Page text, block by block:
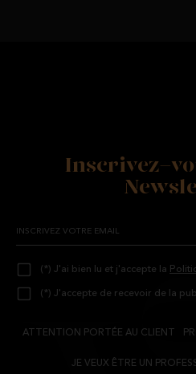
Inscrivez-
(*) J'ai bien lu et j'accepte la
(*) J'accepte de recevoir de la
ATTENTION PORTÉE AU CLIENT
JE VEUX ÊTRE UN